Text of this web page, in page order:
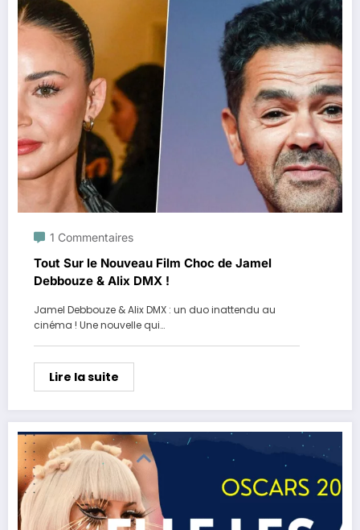
1 Commentaires
Tout Sur le Nouveau Film Choc de Jamel
Debbouze & Alix DMX !
Jamel Debbouze & Alix DMX : un duo inattendu au
cinéma ! Une nouvelle qui…
Lire la suite